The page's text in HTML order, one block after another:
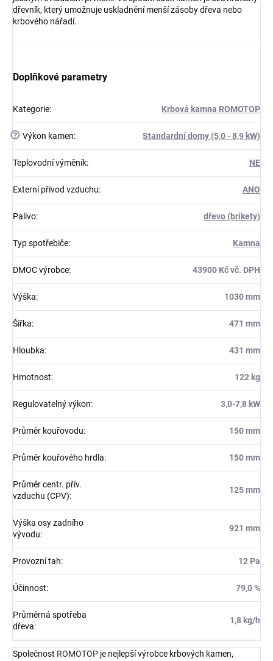
dřevník, který umožnuje uskladnění menší zásoby dřeva nebo
krbového nářadí.
Doplňkové parametry
Kategorie: Krbová kamna ROMOTOP
? Výkon kamen: Standardní domy (5,0 - 8,9 kW)
Teplovodní výměník: NE
Externí přívod vzduchu: ANO
Palivo: dřevo (brikety)
Typ spotřebiče: Kamna
DMOC výrobce: 43900 Kč vč. DPH
Výška: 1030 mm
Šířka: 471 mm
Hloubka: 431 mm
Hmotnost: 122 kg
Regulovatelný výkon: 3,0-7,8 kW
Průměr kouřovodu: 150 mm
Průměr kouřového hrdla: 150 mm
Průměr centr. přív.
vzduchu (CPV):
125 mm
Výška osy zadního
vývodu:
921 mm
Provozní tah: 12 Pa
Účinnost: 79,0 %
Průměrná spotřeba
dřeva:
1,8 kg/h
Společnost ROMOTOP je nejlepší výrobce krbových kamen,